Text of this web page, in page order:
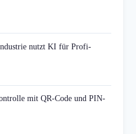
nutzt KI für Profi-
mit QR-Code und PIN-